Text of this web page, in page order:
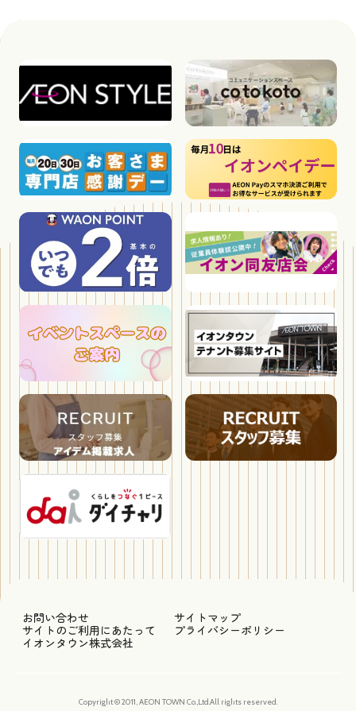
お問い合わせ
サイトマップ
サイトのご利用にあたって
プライバシーポリシー
イオンタウン株式会社
Copyright © 2011, AEON TOWN Co.,Ltd.All rights reserved.